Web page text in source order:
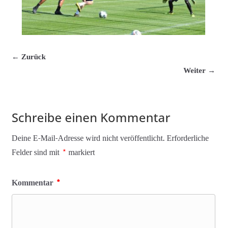
← Zurück
Weiter →
Schreibe einen Kommentar
Deine E-Mail-Adresse wird nicht veröffentlicht.Erforderliche
Felder sind mit *markiert
Kommentar *